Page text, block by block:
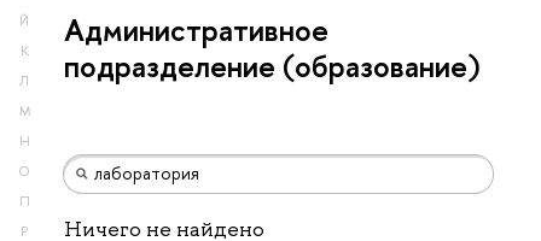
Й
К
Л
М
Н
О
П
Р
Административное
подразделение (образование)
Ничего не найдено